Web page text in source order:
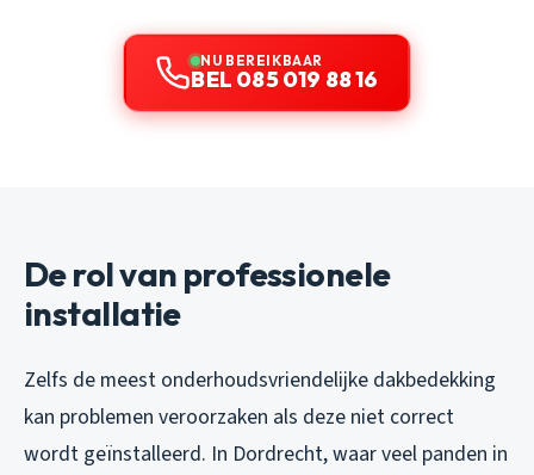
NU BEREIKBAAR
BEL 085 019 88 16
De rol van professionele
installatie
Zelfs de meest onderhoudsvriendelijke dakbedekking
kan problemen veroorzaken als deze niet correct
wordt geïnstalleerd. In Dordrecht, waar veel panden in